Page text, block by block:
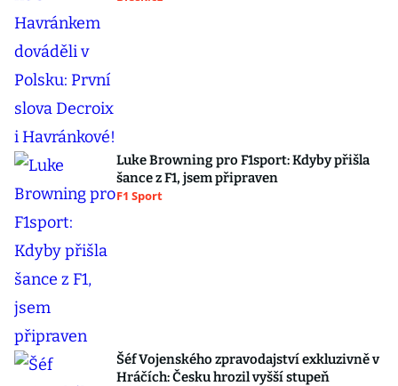
Luke Browning pro F1sport: Kdyby přišla
šance z F1, jsem připraven
F1 Sport
Šéf Vojenského zpravodajství exkluzivně v
Hráčích: Česku hrozil vyšší stupeň